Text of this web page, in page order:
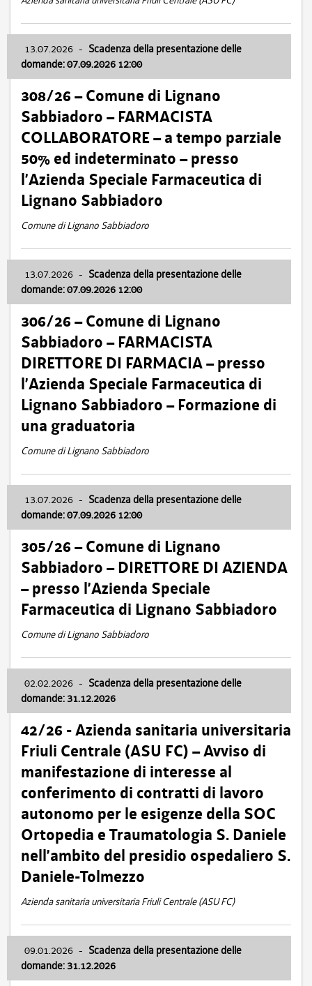
13.07.2026 - Scadenza della presentazione delle
domande: 07.09.2026 12:00
308/26 – Comune di Lignano
Sabbiadoro – FARMACISTA
COLLABORATORE – a tempo parziale
50% ed indeterminato – presso
l’Azienda Speciale Farmaceutica di
Lignano Sabbiadoro
Comune di Lignano Sabbiadoro
13.07.2026 - Scadenza della presentazione delle
domande: 07.09.2026 12:00
306/26 – Comune di Lignano
Sabbiadoro – FARMACISTA
DIRETTORE DI FARMACIA – presso
l’Azienda Speciale Farmaceutica di
Lignano Sabbiadoro – Formazione di
una graduatoria
Comune di Lignano Sabbiadoro
13.07.2026 - Scadenza della presentazione delle
domande: 07.09.2026 12:00
305/26 – Comune di Lignano
Sabbiadoro – DIRETTORE DI AZIENDA
– presso l’Azienda Speciale
Farmaceutica di Lignano Sabbiadoro
Comune di Lignano Sabbiadoro
02.02.2026 - Scadenza della presentazione delle
domande: 31.12.2026
42/26 - Azienda sanitaria universitaria
Friuli Centrale (ASU FC) – Avviso di
manifestazione di interesse al
conferimento di contratti di lavoro
autonomo per le esigenze della SOC
Ortopedia e Traumatologia S. Daniele
nell’ambito del presidio ospedaliero S.
Daniele-Tolmezzo
Azienda sanitaria universitaria Friuli Centrale (ASU FC)
09.01.2026 - Scadenza della presentazione delle
domande: 31.12.2026